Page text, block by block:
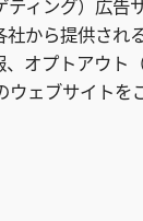
ティング）広告
社から提供され
オプトアウト
ウェブサイトを